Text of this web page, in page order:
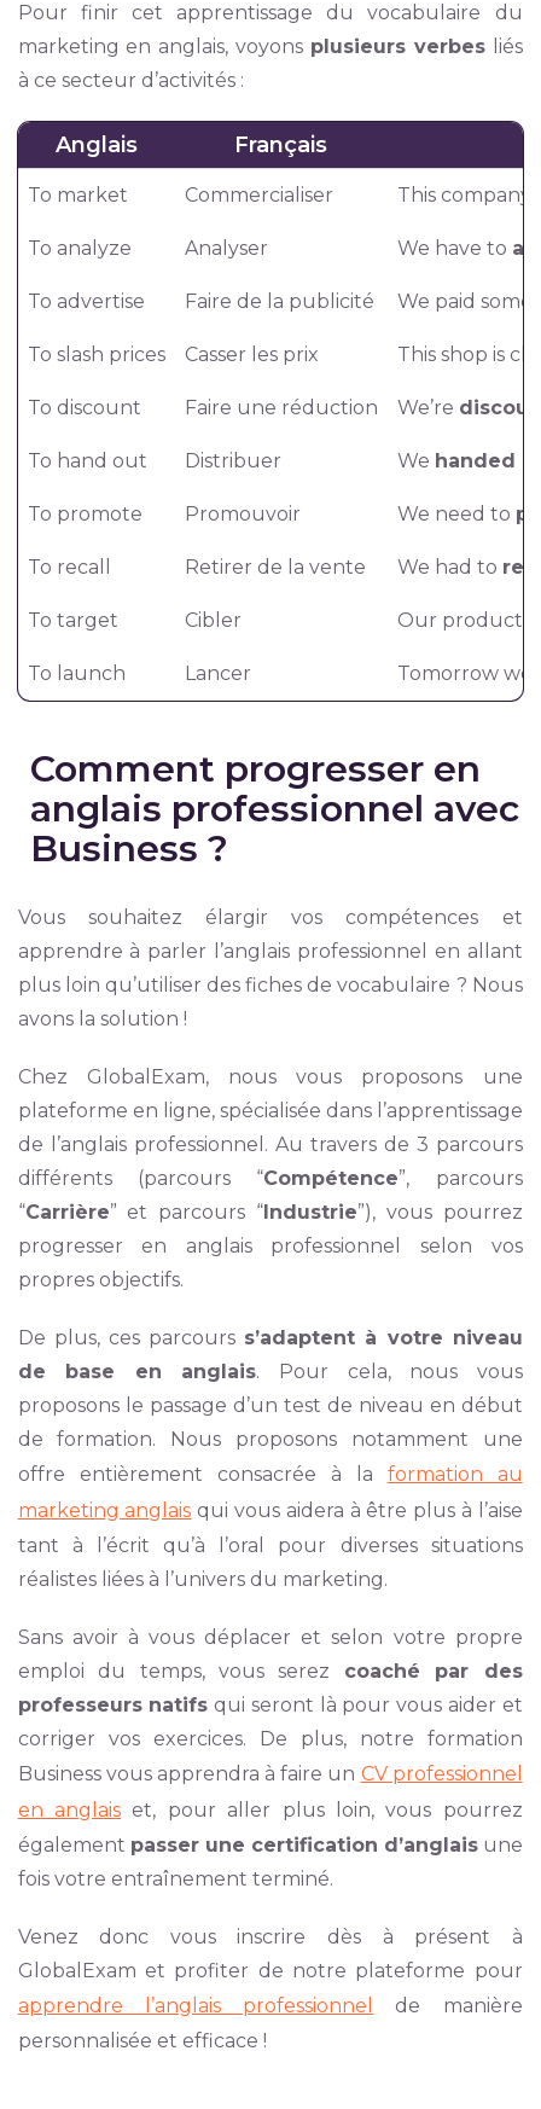
Pour finir cet apprentissage du vocabulaire du
marketing en anglais, voyons plusieurs verbesliés
à ce secteur d’activités :
Anglais Français
To market Commercialiser This company
To analyze Analyser We have to
To advertise Faire de la publicité We paid
To slash prices Casser les prix This shop is
To discount Faire une réduction We’re
To hand out Distribuer We handed
To promote Promouvoir We need to
To recall Retirer de la vente We had to
To target Cibler Our products
To launch Lancer Tomorrow we
Comment progresser en
anglais professionnel avec
Business ?
Vous souhaitez élargir vos compétences et
apprendre à parler l’anglais professionnel en allant
plus loin qu’utiliser des fiches de vocabulaire ? Nous
avons la solution !
Chez GlobalExam, nous vous proposons une
plateforme en ligne, spécialisée dans l’apprentissage
de l’anglais professionnel. Au travers de 3 parcours
différents (parcours “Compétence”, parcours
“Carrière” et parcours “ Industrie”), vous pourrez
progresser en anglais professionnel selon vos
propres objectifs.
De plus, ces parcours s’adaptent à votre niveau
de base en anglais. Pour cela, nous vous
proposons le passage d’un test de niveau en début
de formation. Nous proposons notamment une
offre entièrement consacrée à la formation au
marketing anglais qui vous aidera à être plus à l’aise
tant à l’écrit qu’à l’oral pour diverses situations
réalistes liées à l’univers du marketing.
Sans avoir à vous déplacer et selon votre propre
emploi du temps, vous serez coaché par des
professeurs natifs qui seront là pour vous aider et
corriger vos exercices. De plus, notre formation
Business vous apprendra à faire un CV professionnel
en anglais et, pour aller plus loin, vous pourrez
également passer une certification d’anglaisune
fois votre entraînement terminé.
Venez donc vous inscrire dès à présent à
GlobalExam et profiter de notre plateforme pour
apprendre l’anglais professionnel
de manière
personnalisée et efficace !